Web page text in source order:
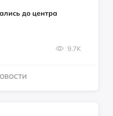
до центра
9.7K